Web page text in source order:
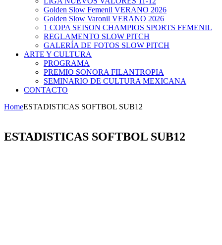
Golden Slow Femenil VERANO 2026
Golden Slow Varonil VERANO 2026
1 COPA SEISON CHAMPIOS SPORTS FEMENIL
REGLAMENTO SLOW PITCH
GALERÍA DE FOTOS SLOW PITCH
ARTE Y CULTURA
PROGRAMA
PREMIO SONORA FILANTROPIA
SEMINARIO DE CULTURA MEXICANA
CONTACTO
HomeESTADISTICAS SOFTBOL SUB12
ESTADISTICAS SOFTBOL SUB12